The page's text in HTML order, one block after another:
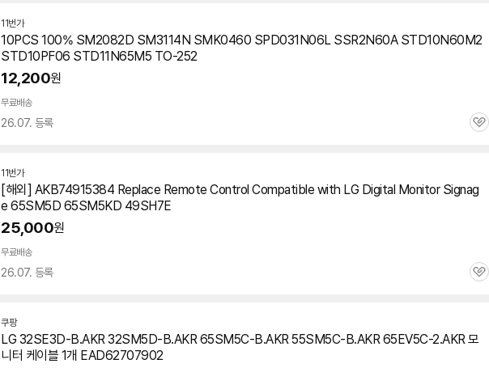
11번가
10PCS 100% SM2082D SM3114N SMK0460 SPD031N06L SSR2N60A STD10N60M2
STD10PF06 STD11N65M5 TO-252
12,200원
무료배송
26.07. 등록
관
11번가
[해외] AKB74915384 Replace Remote Control Compatible with LG Digital Monitor Signag
e 65SM5D 65SM5KD 49SH7E
25,000원
무료배송
26.07. 등록
관
쿠팡
LG 32SE3D-B.AKR 32SM5D-B.AKR 65SM5C-B.AKR 55SM5C-B.AKR 65EV5C-2.AKR 모
니터 케이블 1개 EAD62707902